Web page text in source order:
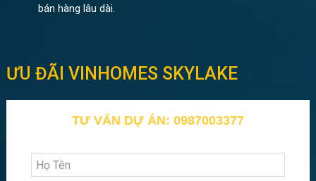
bán hàng lâu dài.
ƯU ĐÃI VINHOMES SKYLAKE
TƯ VẤN DỰ ÁN: 0987003377